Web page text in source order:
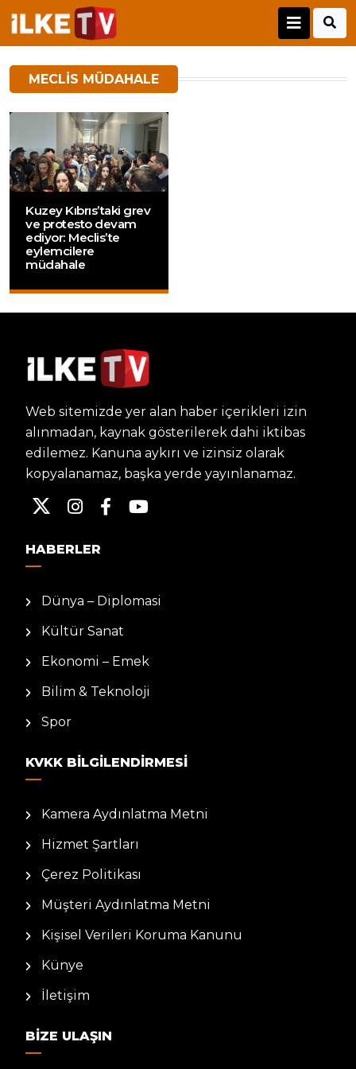
MECLIS MÜDAHALE
Kuzey Kıbrıs’taki grev
ve protesto devam
ediyor: Meclis’te
eylemcilere
müdahale
Web sitemizde yer alan haber içerikleri izin
alınmadan, kaynak gösterilerek dahi iktibas
edilemez. Kanuna aykırı ve izinsiz olarak
kopyalanamaz, başka yerde yayınlanamaz.
HABERLER
Dünya – Diplomasi
Kültür Sanat
Ekonomi – Emek
Bilim & Teknoloji
Spor
KVKK BILGILENDIRMESI
Kamera Aydınlatma Metni
Hizmet Şartları
Çerez Politikası
Müşteri Aydınlatma Metni
Kişisel Verileri Koruma Kanunu
Künye
İletişim
BIZE ULAŞIN